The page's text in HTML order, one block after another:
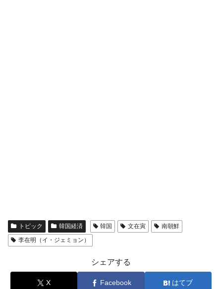
トピック 韓国経済 韓国 文在寅
南朝鮮
李在明（イ・ジェミョン）
シェアする
X Facebook はてブ